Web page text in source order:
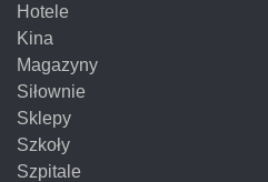
Hotele
Kina
Magazyny
Siłownie
Sklepy
Szkoły
Szpitale